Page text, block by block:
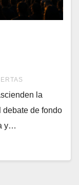
la
debate de fondo
y…